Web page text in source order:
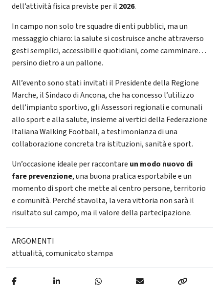
dell’attività fisica previste per il 2026.
In campo non solo tre squadre di enti pubblici, ma un
messaggio chiaro: la salute si costruisce anche attraverso
gesti semplici, accessibili e quotidiani, come camminare…
persino dietro a un pallone.
All’evento sono stati invitati il Presidente della Regione
Marche, il Sindaco di Ancona, che ha concesso l’utilizzo
dell’impianto sportivo, gli Assessori regionali e comunali
allo sport e alla salute, insieme ai vertici della Federazione
Italiana Walking Football, a testimonianza di una
collaborazione concreta tra istituzioni, sanità e sport.
Un’occasione ideale per raccontare un modo nuovo di
fare prevenzione, una buona pratica esportabile e un
momento di sport che mette al centro persone, territorio
e comunità. Perché stavolta, la vera vittoria non sarà il
risultato sul campo, ma il valore della partecipazione.
ARGOMENTI
attualità,comunicato stampa